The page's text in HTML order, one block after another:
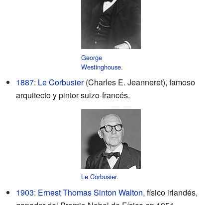
George
Westinghouse.
1887: Le Corbusier(Charles E. Jeanneret), famoso
arquitecto y pintor suizo-francés.
Le Corbusier.
1903: Ernest Thomas Sinton Walton, físico irlandés,